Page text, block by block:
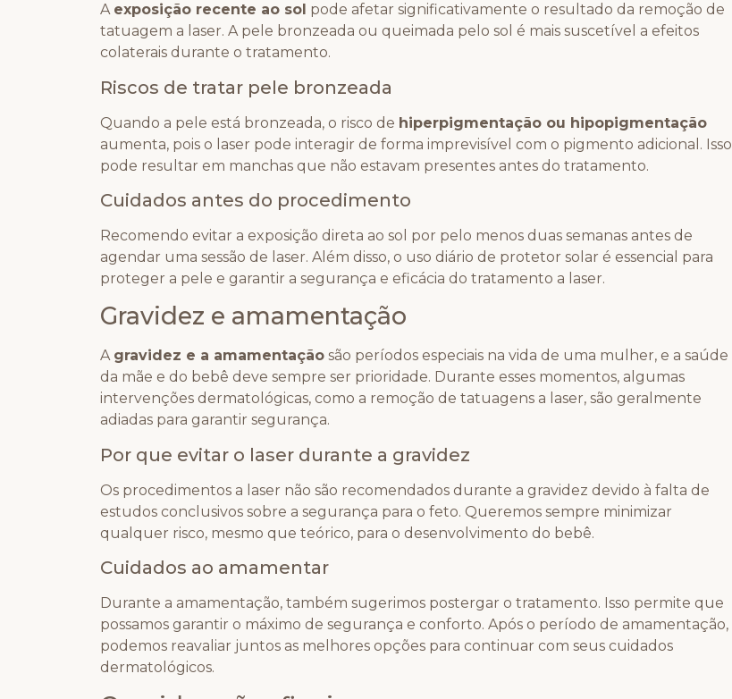
A exposição recente ao sol pode afetar significativamente o resultado da remoção de
tatuagem a laser. A pele bronzeada ou queimada pelo sol é mais suscetível a efeitos
colaterais durante o tratamento.
Riscos de tratar pele bronzeada
Quando a pele está bronzeada, o risco de hiperpigmentação ou hipopigmentação
aumenta, pois o laser pode interagir de forma imprevisível com o pigmento adicional. Isso
pode resultar em manchas que não estavam presentes antes do tratamento.
Cuidados antes do procedimento
Recomendo evitar a exposição direta ao sol por pelo menos duas semanas antes de
agendar uma sessão de laser. Além disso, o uso diário de protetor solar é essencial para
proteger a pele e garantir a segurança e eficácia do tratamento a laser.
Gravidez e amamentação
A gravidez e a amamentação são períodos especiais na vida de uma mulher, e a saúde
da mãe e do bebê deve sempre ser prioridade. Durante esses momentos, algumas
intervenções dermatológicas, como a remoção de tatuagens a laser, são geralmente
adiadas para garantir segurança.
Por que evitar o laser durante a gravidez
Os procedimentos a laser não são recomendados durante a gravidez devido à falta de
estudos conclusivos sobre a segurança para o feto. Queremos sempre minimizar
qualquer risco, mesmo que teórico, para o desenvolvimento do bebê.
Cuidados ao amamentar
Durante a amamentação, também sugerimos postergar o tratamento. Isso permite que
possamos garantir o máximo de segurança e conforto. Após o período de amamentação,
podemos reavaliar juntos as melhores opções para continuar com seus cuidados
dermatológicos.